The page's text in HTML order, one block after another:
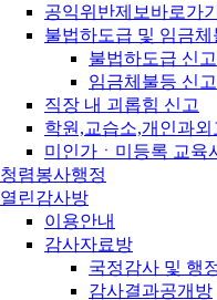
공익위반제보바로가기
불법하도급 및 임금체
불법하도급 신
임금체불등 신
직장 내 괴롭힘 신고
학원,교습소,개인과
미인가ㆍ미등록 교육
청렴봉사행정
열린감사방
이용안내
감사자료방
국정감사 및 행
감사결과공개방